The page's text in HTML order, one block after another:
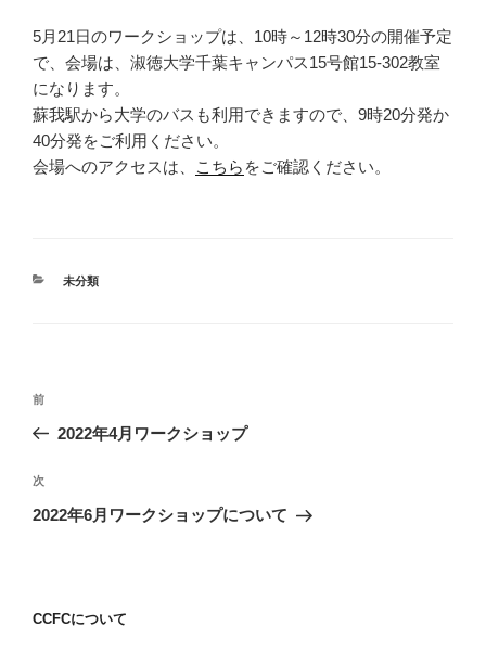
5月21日のワークショップは、10時～12時30分の開催予定
で、会場は、淑徳大学千葉キャンパス15号館15-302教室
になります。
蘇我駅から大学のバスも利用できますので、9時20分発か
40分発をご利用ください。
会場へのアクセスは、
こちら をご確認ください。
カ
未分類
投
ビ
ゲ
ン
前
の
稿
前
2022年4月ワークショップ
次
の
次
2022年6月ワークショップについて
CCFCについて